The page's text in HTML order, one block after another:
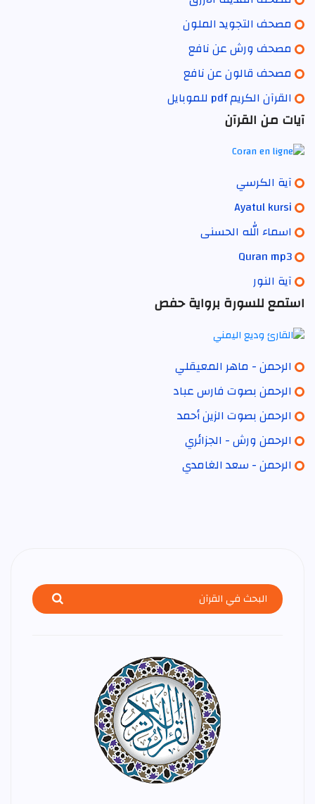
مصحف التجويد الملون
مصحف ورش عن نافع
مصحف قالون عن نافع
القرآن الكريم pdf للموبايل
آيات من القرآن
آية الكرسي
Ayatul kursi
اسماء الله الحسنى
Quran mp3
آية النور
استمع للسورة برواية حفص
الرحمن - ماهر المعيقلي
الرحمن بصوت فارس عباد
الرحمن بصوت الزين أحمد
الرحمن ورش - الجزائري
الرحمن - سعد الغامدي